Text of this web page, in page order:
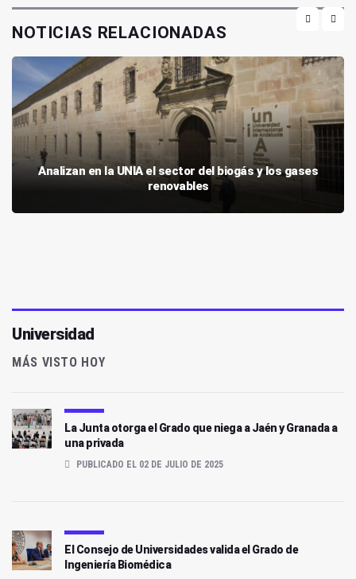
NOTICIAS RELACIONADAS
Analizan en la UNIA el sector del biogás y los gases
renovables
Universidad
MÁS VISTO HOY
La Junta otorga el Grado que niega a Jaén y Granada a
una privada
PUBLICADO EL 02 DE JULIO DE 2025
El Consejo de Universidades valida el Grado de
Ingeniería Biomédica